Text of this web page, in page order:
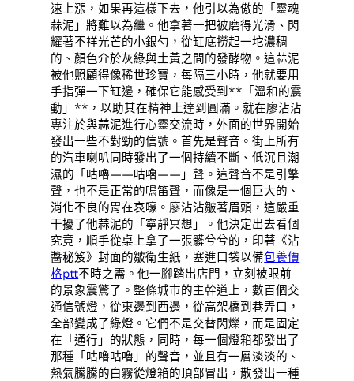
速上漲，如果再這樣下去，他引以為傲的「靈魂
蒜泥」將難以為繼。他拿著一把被磨得光滑、閃
耀著不祥光芒的小銀勺，從缸底撈起一坨濃稠
的、顏色介於灰綠與土黃之間的發酵物。這蒜泥
被他照顧得像稀世珍寶，每隔三小時，他就要用
手指彈一下缸邊，確保它能感受到**「溫和的震
動」**，以助其在精神上達到圓滿。就在廖沾沾
專注於與蒜泥進行心靈交流時，外面的世界開始
發出一些不對勁的信號。首先是聲音。街上所有
的汽車喇叭同時發出了一個持續不斷、低沉且潮
濕的「咕嚕——咕嚕——」聲。這聲音不是引擎
聲，也不是正常的鳴笛聲，而像是一個巨大的、
消化不良的胃在哀嚎。廖沾沾皺著眉頭，這嚴重
干擾了他蒜泥的「寧靜冥想」。他決定出去看個
究竟，順手從桌上拿了一張髒兮兮的，印著《沾
醬秘笈》封面的皺衛生紙，塞進口袋以備包養價
格ptt不時之需。他一腳踏出店門，立刻被眼前
的景象震驚了。整條城市的主幹道上，數百個交
通信號燈，從東邊到西邊，從高架橋到巷弄口，
全部變成了綠燈。它們不是交替閃爍，而是固定
在「通行」的狀態，同時，每一個燈箱都發出了
那種「咕嚕咕嚕」的聲音，並且有一層淡淡的、
熱氣騰騰的白霧從燈箱的頂部冒出，散發出一種